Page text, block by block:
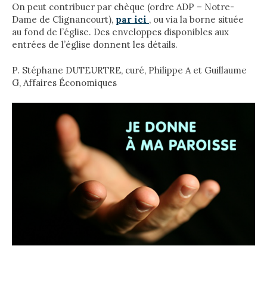
On peut contribuer par chèque (ordre ADP – Notre-
Dame de Clignancourt), par ici , ou via la borne située
au fond de l’église. Des enveloppes disponibles aux
entrées de l’église donnent les détails.
P. Stéphane DUTEURTRE, curé, Philippe A et Guillaume
G, Affaires Économiques